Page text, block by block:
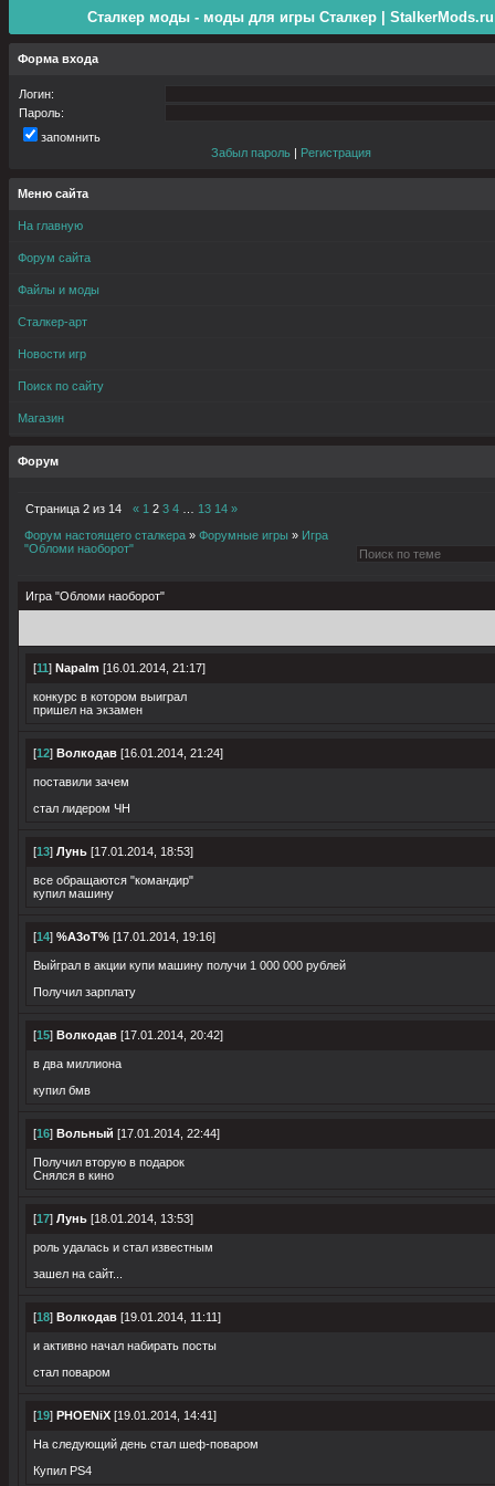
Сталкер моды - моды для игры Сталкер | StalkerMods.ru
Форма входа
Логин:
Пароль:
запомнить
Забыл пароль | Регистрация
Меню сайта
На главную
Форум сайта
Файлы и моды
Сталкер-арт
Новости игр
Поиск по сайту
Магазин
Форум
Страница 2 из 14 « 1 2 3 4 13 14 »
Форум настоящего сталкера » Форумные игры » Игра
"Обломи наоборот"
Игра "Обломи наоборот"
[11 ] Napalm [16.01.2014, 21:17]
конкурс в котором выиграл
пришел на экзамен
[12] Волкодав [16.01.2014, 21:24]
поставили зачем
стал лидером ЧН
[13] Лунь [17.01.2014, 18:53]
все обращаются "командир"
купил машину
[14] %A3oT% [17.01.2014, 19:16]
Выйграл в акции купи машину получи 1 000 000 рублей
Получил зарплату
[15] Волкодав [17.01.2014, 20:42]
в два миллиона
купил бмв
[16] Вольный [17.01.2014, 22:44]
Получил вторую в подарок
Снялся в кино
[17] Лунь [18.01.2014, 13:53]
роль удалась и стал известным
зашел на сайт...
[18] Волкодав [19.01.2014, 11:11]
и активно начал набирать посты
стал поваром
[19] PHOENiX [19.01.2014, 14:41]
На следующий день стал шеф-поваром
Купил PS4